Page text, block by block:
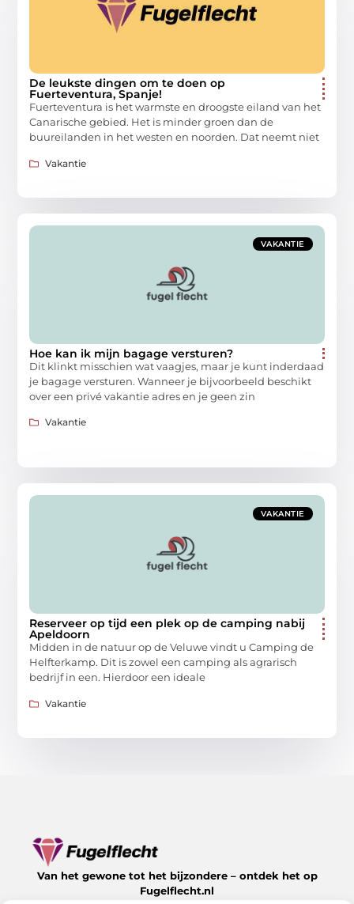
De leukste dingen om te doen op
Fuerteventura, Spanje!
Fuerteventura is het warmste en droogste eiland van het
Canarische gebied. Het is minder groen dan de
buureilanden in het westen en noorden. Dat neemt niet
Vakantie
VAKANTIE
Hoe kan ik mijn bagage versturen?
Dit klinkt misschien wat vaagjes, maar je kunt inderdaad
je bagage versturen. Wanneer je bijvoorbeeld beschikt
over een privé vakantie adres en je geen zin
Vakantie
VAKANTIE
Reserveer op tijd een plek op de camping nabij
Apeldoorn
Midden in de natuur op de Veluwe vindt u Camping de
Helfterkamp. Dit is zowel een camping als agrarisch
bedrijf in een. Hierdoor een ideale
Vakantie
Van het gewone tot het bijzondere – ontdek het op
Fugelflecht.nl